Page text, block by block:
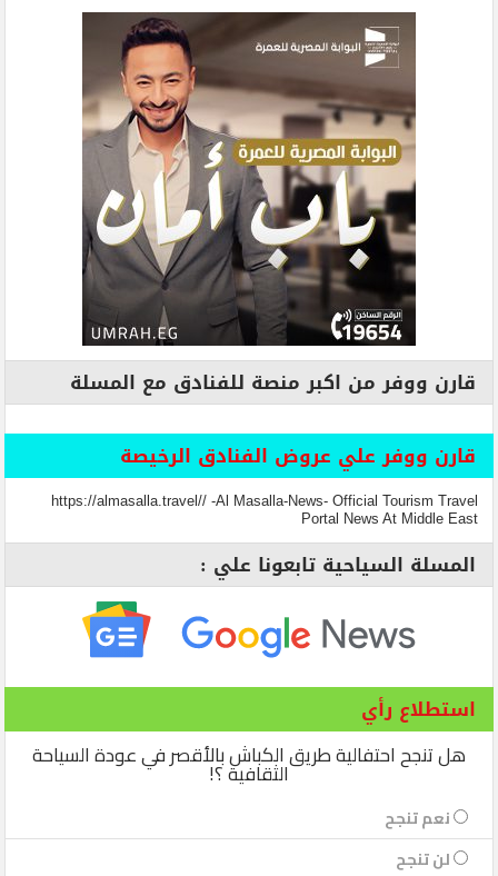
قارن ووفر من اكبر منصة للفنادق مع المسلة
قارن ووفر علي عروض الفنادق الرخيصة
https://almasalla.travel// -Al Masalla-News- Official Tourism Travel
Portal News At Middle East
المسلة السياحية تابعونا علي :
استطلاع رأي
هل تنجح احتفالية طريق الكباش بالأقصر في عودة السياحة
الثقافية ؟!
نعم تنجح
لن تنجح